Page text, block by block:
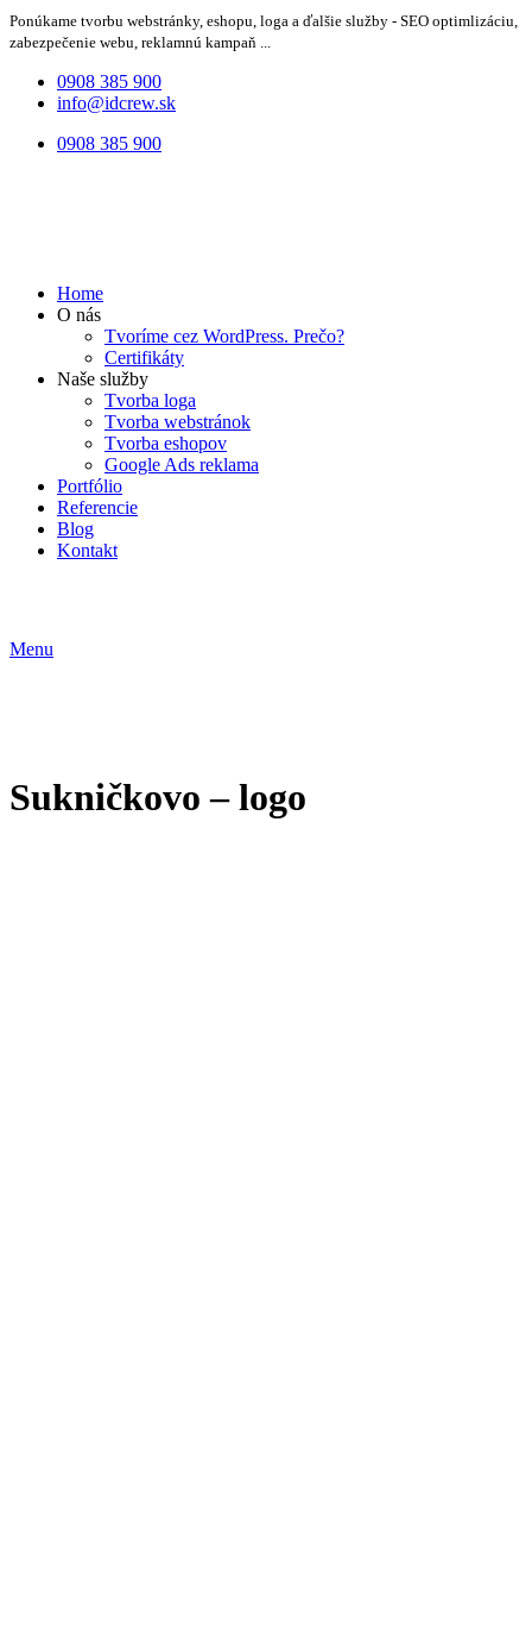
Ponúkame tvorbu webstránky, eshopu, loga a ďalšie služby - SEO optimlizáciu,
zabezpečenie webu, reklamnú kampaň ...
0908 385 900
info@idcrew.sk
0908 385 900
Home
O nás
Tvoríme cez WordPress. Prečo?
Certifikáty
Naše služby
Tvorba loga
Tvorba webstránok
Tvorba eshopov
Google Ads reklama
Portfólio
Referencie
Blog
Kontakt
Menu
Sukničkovo – logo